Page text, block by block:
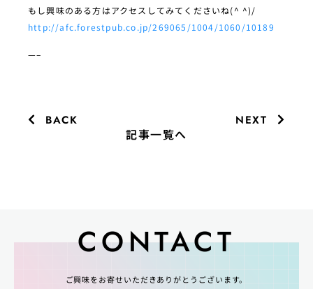
もし興味のある方はアクセスしてみてくださいね(^ ^)/
http://afc.forestpub.co.jp/269065/1004/1060/10189
—–
BACK NEXT
記事一覧へ
CONTACT
ご興味をお寄せいただきありがとうございます。